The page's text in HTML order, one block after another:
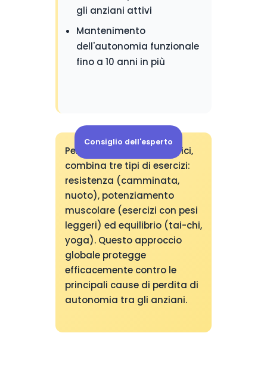
gli anziani attivi
Mantenimento
dell'autonomia funzionale
fino a 10 anni in più
Consiglio dell'esperto
Per massimizzare i benefici,
combina tre tipi di esercizi:
resistenza (camminata,
nuoto), potenziamento
muscolare (esercizi con pesi
leggeri) ed equilibrio (tai-chi,
yoga). Questo approccio
globale protegge
efficacemente contro le
principali cause di perdita di
autonomia tra gli anziani.